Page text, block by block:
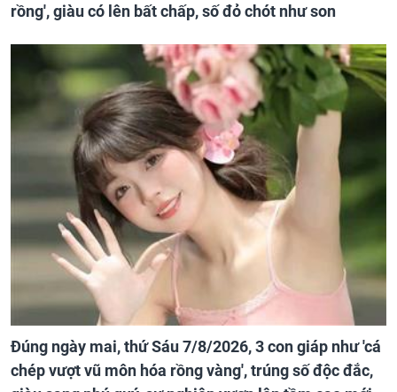
rồng', giàu có lên bất chấp, số đỏ chót như son
Đúng ngày mai, thứ Sáu 7/8/2026, 3 con giáp như 'cá
chép vượt vũ môn hóa rồng vàng', trúng số độc đắc,